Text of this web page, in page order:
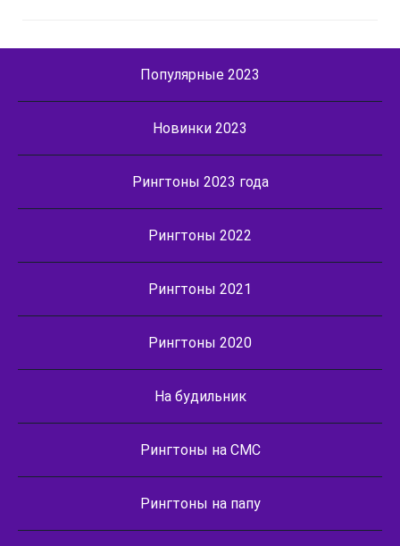
Популярные 2023
Новинки 2023
Рингтоны 2023 года
Рингтоны 2022
Рингтоны 2021
Рингтоны 2020
На будильник
Рингтоны на СМС
Рингтоны на папу